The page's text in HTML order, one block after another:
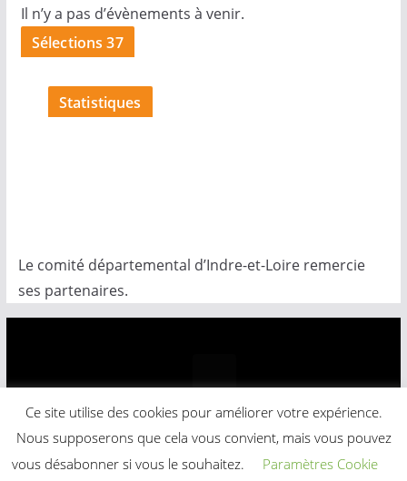
Il n’y a pas d’évènements à venir.
Sélections 37
Statistiques
Le comité départemental d’Indre-et-Loire remercie
ses partenaires.
Comité Départemental Basket-Ball
Powered by
ColorMag
Ce site utilise des cookies pour améliorer votre expérience.
Nous supposerons que cela vous convient, mais vous pouvez
vous désabonner si vous le souhaitez.
Paramètres Cookie